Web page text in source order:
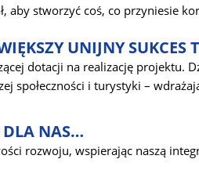
aby stworzyć coś, co przyniesie
UNIJNY SUKCES
dotacji na realizację projektu.
społeczności i turystyki –
DLA NAS…
rozwoju, wspierając naszą